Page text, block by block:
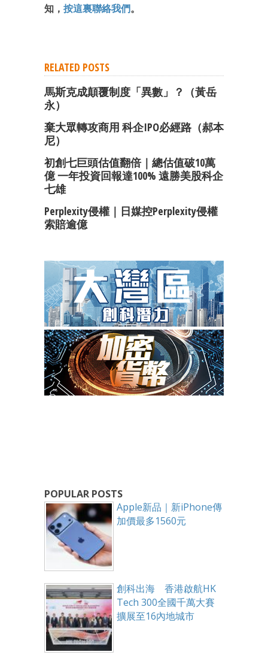
知， 按這裏聯絡我們。
RELATED POSTS
馬斯克成顛覆制度「異數」？（黃岳
永）
棄大眾轉攻商用 科企IPO必經路（郝本
尼）
初創七巨頭估值翻倍｜總估值破10萬
億 一年投資回報達100% 遠勝美股科企
七雄
Perplexity侵權｜日媒控Perplexity侵權
索賠逾億
POPULAR POSTS
Apple新品｜新iPhone傳
加價最多1560元
創科出海 香港啟航HK
Tech 300全國千萬大賽
擴展至16內地城市